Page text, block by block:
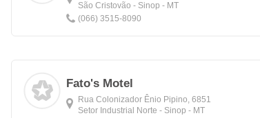
São Cristovão - Sinop - MT
(066) 3515-8090
Fato's Motel
Rua Colonizador Ênio Pipino, 6851
Setor Industrial Norte - Sinop - MT